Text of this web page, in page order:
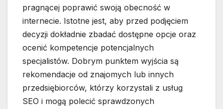
pragnącej poprawić swoją obecność w
internecie. Istotne jest, aby przed podjęciem
decyzji dokładnie zbadać dostępne opcje oraz
ocenić kompetencje potencjalnych
specjalistów. Dobrym punktem wyjścia są
rekomendacje od znajomych lub innych
przedsiębiorców, którzy korzystali z usług
SEO i mogą polecić sprawdzonych